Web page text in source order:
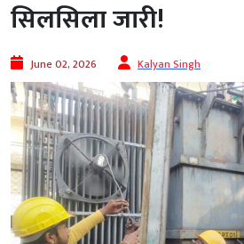
सिलसिला जारी!
June 02, 2026 Kalyan Singh